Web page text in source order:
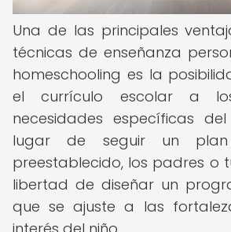
Una de las principales
técnicas de enseñanza
homeschooling es la
el currículo escolar a
necesidades específicas
lugar de seguir un
preestablecido, los padres o
libertad de diseñar un
que se ajuste a las